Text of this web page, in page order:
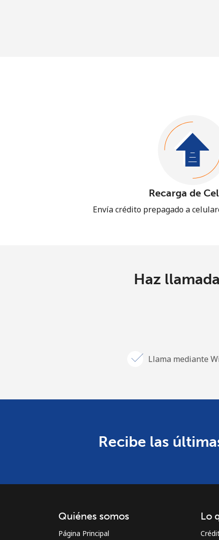
Recarga de
Envía crédito prepagado a
Haz
Llama mediante
Recibe las
Quiénes somos
Página Principal
Lo